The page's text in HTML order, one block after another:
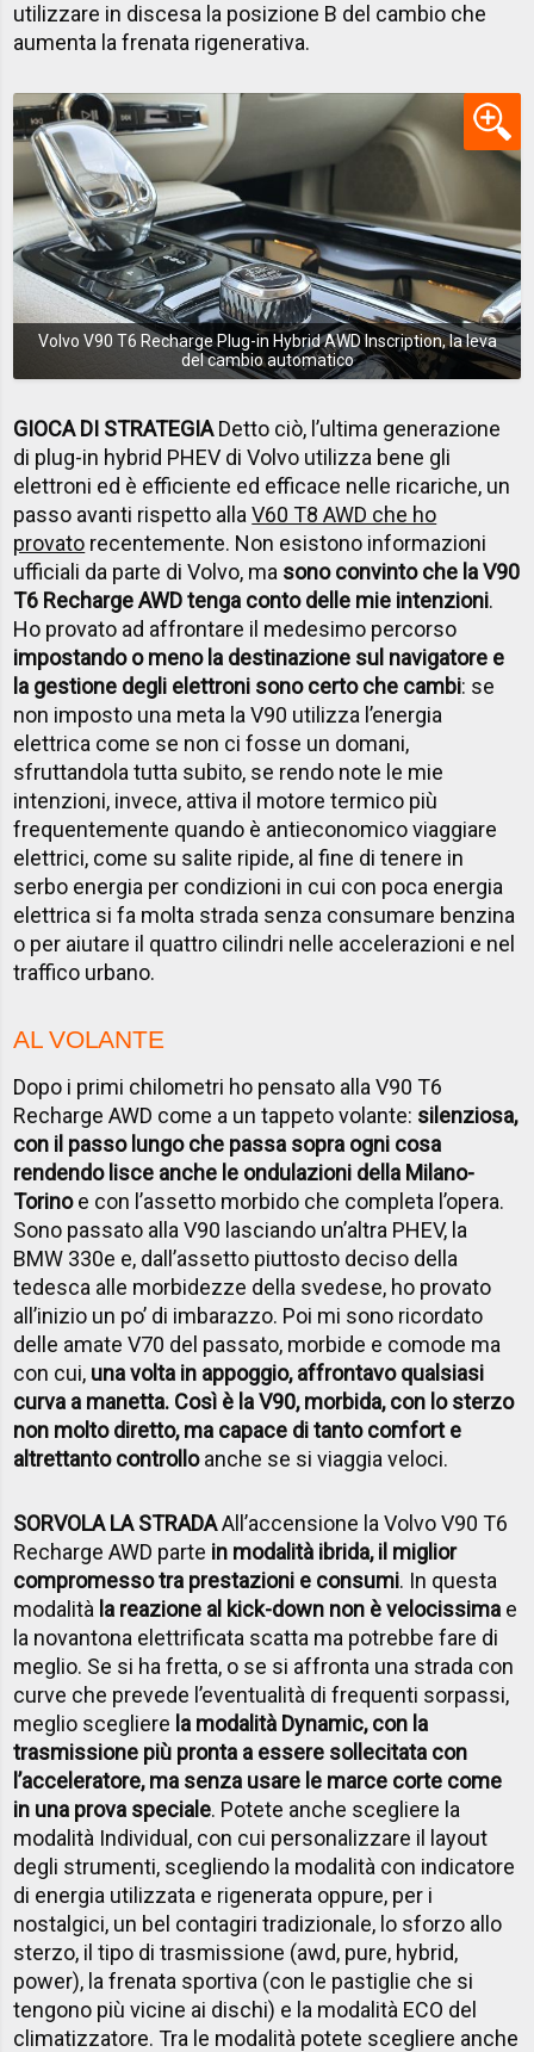
utilizzare in discesa la posizione B del cambio che
aumenta la frenata rigenerativa.
Volvo V90 T6 Recharge Plug-in Hybrid AWD Inscription, la leva
del cambio automatico
GIOCA DI STRATEGIADetto ciò, l’ultima generazione
di plug-in hybrid PHEV di Volvo utilizza bene gli
elettroni ed è efficiente ed efficace nelle ricariche, un
passo avanti rispetto allaV60 T8 AWD che ho
provato recentemente. Non esistono informazioni
ufficiali da parte di Volvo, ma sono convinto che la V90
T6 Recharge AWD tenga conto delle mie intenzioni.
Ho provato ad affrontare il medesimo percorso
impostando o meno la destinazione sul navigatore e
la gestione degli elettroni sono certo che cambi: se
non imposto una meta la V90 utilizza l’energia
elettrica come se non ci fosse un domani,
sfruttandola tutta subito, se rendo note le mie
intenzioni, invece, attiva il motore termico più
frequentemente quando è antieconomico viaggiare
elettrici, come su salite ripide, al fine di tenere in
serbo energia per condizioni in cui con poca energia
elettrica si fa molta strada senza consumare benzina
o per aiutare il quattro cilindri nelle accelerazioni e nel
traffico urbano.
AL VOLANTE
Dopo i primi chilometri ho pensato alla V90 T6
Recharge AWD come a un tappeto volante: silenziosa,
con il passo lungo che passa sopra ogni cosa
rendendo lisce anche le ondulazioni della Milano-
Torinoe con l’assetto morbido che completa l’opera.
Sono passato alla V90 lasciando un’altra PHEV, la
BMW 330e e, dall’assetto piuttosto deciso della
tedesca alle morbidezze della svedese, ho provato
all’inizio un po’ di imbarazzo. Poi mi sono ricordato
delle amate V70 del passato, morbide e comode ma
con cui, una volta in appoggio, affrontavo qualsiasi
curva a manetta. Così è la V90, morbida, con lo sterzo
non molto diretto, ma capace di tanto comfort e
altrettanto controlloanche se si viaggia veloci.
SORVOLA LA STRADAAll’accensione la Volvo V90 T6
Recharge AWD parte in modalità ibrida, il miglior
compromesso tra prestazioni e consumi. In questa
modalità la reazione al kick-down non è velocissima e
la novantona elettrificata scatta ma potrebbe fare di
meglio. Se si ha fretta, o se si affronta una strada con
curve che prevede l’eventualità di frequenti sorpassi,
meglio scegliere la modalità Dynamic, con la
trasmissione più pronta a essere sollecitata con
l’acceleratore, ma senza usare le marce corte come
in una prova speciale. Potete anche scegliere la
modalità Individual, con cui personalizzare il layout
degli strumenti, scegliendo la modalità con indicatore
di energia utilizzata e rigenerata oppure, per i
nostalgici, un bel contagiri tradizionale, lo sforzo allo
sterzo, il tipo di trasmissione (awd, pure, hybrid,
power), la frenata sportiva (con le pastiglie che si
tengono più vicine ai dischi) e la modalità ECO del
climatizzatore. Tra le modalità potete scegliere anche